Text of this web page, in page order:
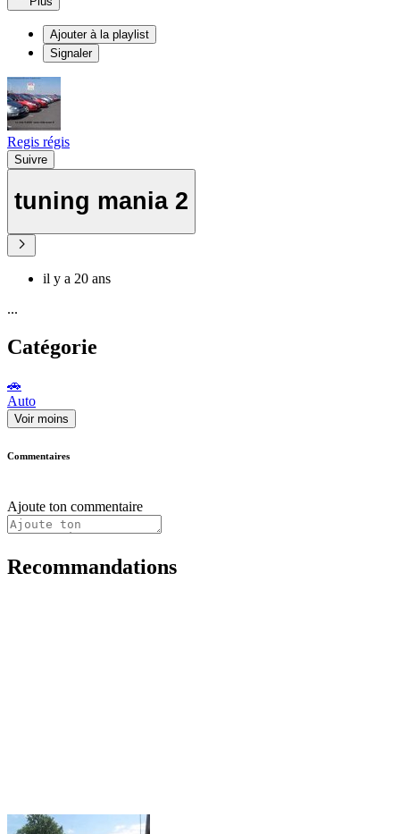
Ajouter à la playlist
Signaler
Regis régis
Suivre
tuning mania 2
il y a 20 ans
...
Catégorie
🚗
Auto
Voir moins
Commentaires
Ajoute ton commentaire
Recommandations